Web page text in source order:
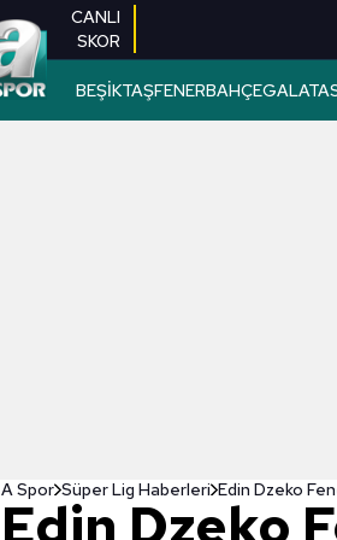
CANLI
SKOR
BEŞİKTAŞFENERBAHÇE
A Spor Süper Lig Haberleri Edin Dzeko
Edin Dzeko